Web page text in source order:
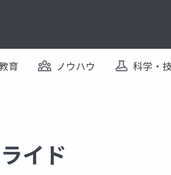
育 ノウハウ 科学・
イド